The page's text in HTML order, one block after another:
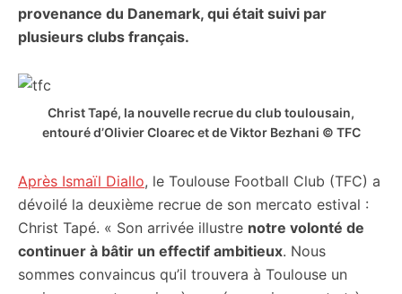
provenance du Danemark, qui était suivi par
plusieurs clubs français.
Christ Tapé, la nouvelle recrue du club toulousain,
entouré d’Olivier Cloarec et de Viktor Bezhani © TFC
Après Ismaïl Diallo, le Toulouse Football Club (TFC) a
dévoilé la deuxième recrue de son mercato estival :
Christ Tapé. « Son arrivée illustre notre volonté de
continuer à bâtir un effectif ambitieux. Nous
sommes convaincus qu’il trouvera à Toulouse un